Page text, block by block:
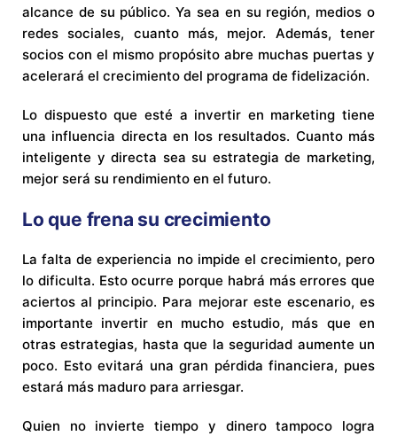
alcance de su público. Ya sea en su región, medios o
redes sociales, cuanto más, mejor. Además, tener
socios con el mismo propósito abre muchas puertas y
acelerará el crecimiento del programa de fidelización.
Lo dispuesto que esté a invertir en marketing tiene
una influencia directa en los resultados. Cuanto más
inteligente y directa sea su estrategia de marketing,
mejor será su rendimiento en el futuro.
Lo que frena su crecimiento
La falta de experiencia no impide el crecimiento, pero
lo dificulta. Esto ocurre porque habrá más errores que
aciertos al principio. Para mejorar este escenario, es
importante invertir en mucho estudio, más que en
otras estrategias, hasta que la seguridad aumente un
poco. Esto evitará una gran pérdida financiera, pues
estará más maduro para arriesgar.
Quien no invierte tiempo y dinero tampoco logra